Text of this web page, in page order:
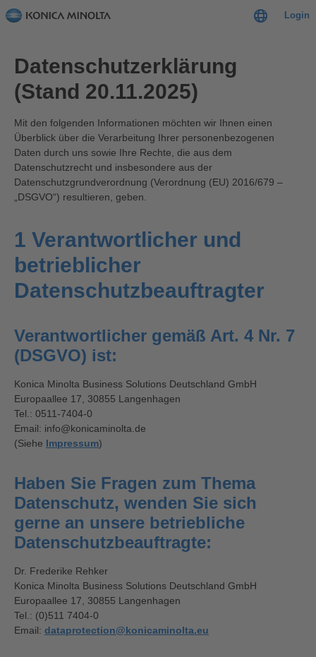
Login
Datenschutzerklärung
(Stand 20.11.2025)
Mit den folgenden Informationen möchten wir Ihnen einen
Überblick über die Verarbeitung Ihrer personenbezogenen
Daten durch uns sowie Ihre Rechte, die aus dem
Datenschutzrecht und insbesondere aus der
Datenschutzgrundverordnung (Verordnung (EU) 2016/679 –
„DSGVO“) resultieren, geben.
1 Verantwortlicher und
betrieblicher
Datenschutzbeauftragter
Verantwortlicher gemäß Art. 4 Nr. 7
(DSGVO) ist:
Konica Minolta Business Solutions Deutschland GmbH
Europaallee 17, 30855 Langenhagen
Tel.: 0511-7404-0
Email: info@konicaminolta.de
(Siehe Impressum)
Haben Sie Fragen zum Thema
Datenschutz, wenden Sie sich
gerne an unsere betriebliche
Datenschutzbeauftragte:
Dr. Frederike Rehker
Konica Minolta Business Solutions Deutschland GmbH
Europaallee 17, 30855 Langenhagen
Tel.: (0)511 7404-0
Email: dataprotection@konicaminolta.eu